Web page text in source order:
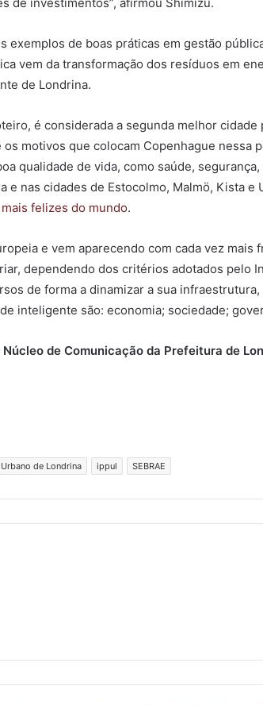
de boas práticas em gestão
vem da transformação dos resíduos em
de Londrina.
é considerada a segunda melhor
motivos que colocam Copenhague nessa
qualidade de vida, como saúde,
nas cidades de Estocolmo, Malmö, Kista e
felizes do mundo.
e vem aparecendo com cada vez
dependendo dos critérios adotados pelo
de forma a dinamizar a sua
inteligente são: economia; sociedade;
de Comunicação da Prefeitura de
de Londrina ippul SEBRAE